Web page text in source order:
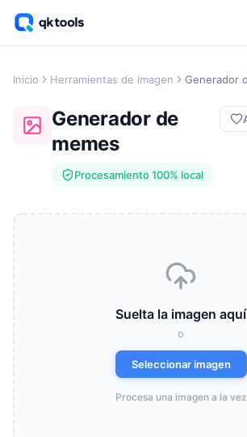
Inicio Herramientas de imagen Generador
Generador de
memes
Procesamiento 100% local
Suelta la imagen aquí
o
Seleccionar imagen
Procesa una imagen a la vez